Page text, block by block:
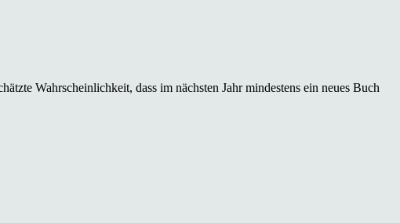
Wahrscheinlichkeit, dass im nächsten Jahr mindestens ein neues Buch